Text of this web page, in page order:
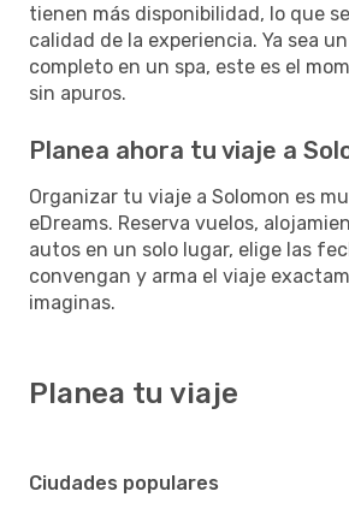
tienen más disponibilidad, lo que
calidad de la experiencia. Ya sea
completo en un spa, este es el
sin apuros.
Planea ahora tu viaje a
Organizar tu viaje a Solomon es
eDreams. Reserva vuelos,
autos en un solo lugar, elige las
convengan y arma el viaje
imaginas.
Planea tu viaje
Ciudades populares